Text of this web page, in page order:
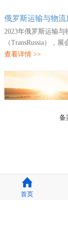
方：展昭国际企业股
俄罗斯运输与物流
2023年俄罗斯运输与
（TransRussia），
~04月19日，展会地
Moscow Ring Road
际会展...
查看详情 >>
备
首页